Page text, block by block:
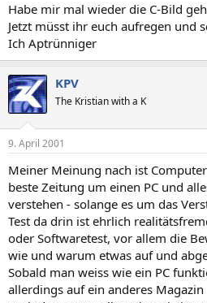
Habe mir mal wieder die C-Bild
Jetzt müsst ihr euch aufregen und
Ich Aptrünniger
KPV
The Kristian with a K
9. April 2001
Meiner Meinung nach ist
beste Zeitung um einen PC und
verstehen - solange es um das
Test da drin ist ehrlich
oder Softwaretest, vor allem die
wie und warum etwas auf und
Sobald man weiss wie ein PC
allerdings auf ein anderes